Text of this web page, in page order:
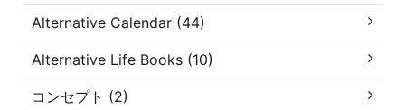
Alternative Calendar (44)
Alternative Life Books (10)
コンセプト (2)